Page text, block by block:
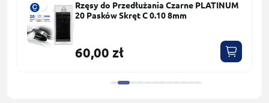
Rzęsy do Przedłużania Czarne PLATINUM
20 Pasków Skręt С 0.10 8mm
60,00 zł